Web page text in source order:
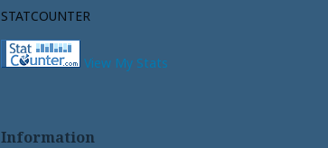
STATCOUNTER
View My Stats
Information